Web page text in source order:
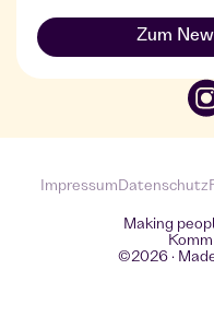
Zum
ImpressumDatenschutz
Making
©2026 ·